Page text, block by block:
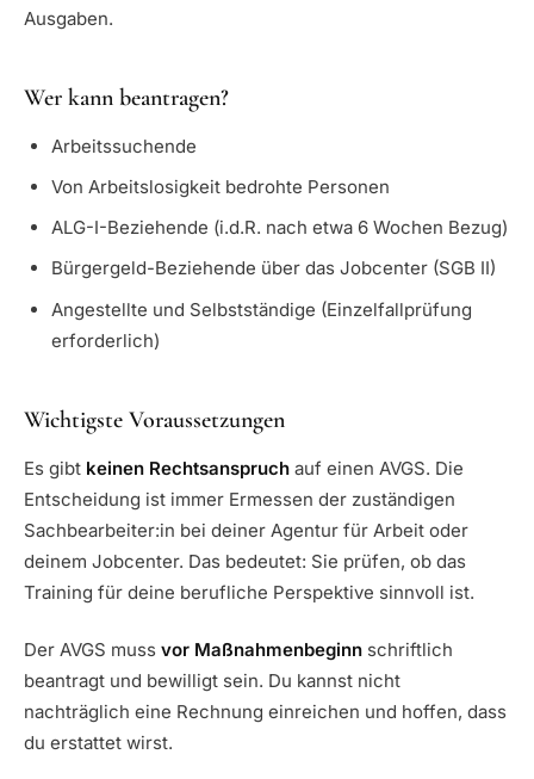
Ausgaben.
Wer kann beantragen?
Arbeitssuchende
Von Arbeitslosigkeit bedrohte Personen
ALG-I-Beziehende (i.d.R. nach etwa 6 Wochen Bezug)
Bürgergeld-Beziehende über das Jobcenter (SGB II)
Angestellte und Selbstständige (Einzelfallprüfung
erforderlich)
Wichtigste Voraussetzungen
Es gibt keinen Rechtsanspruch auf einen AVGS. Die
Entscheidung ist immer Ermessen der zuständigen
Sachbearbeiter:in bei deiner Agentur für Arbeit oder
deinem Jobcenter. Das bedeutet: Sie prüfen, ob das
Training für deine berufliche Perspektive sinnvoll ist.
Der AVGS muss vor Maßnahmenbeginn schriftlich
beantragt und bewilligt sein. Du kannst nicht
nachträglich eine Rechnung einreichen und hoffen, dass
du erstattet wirst.